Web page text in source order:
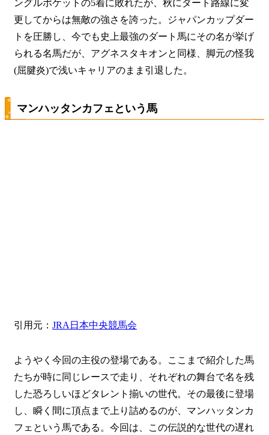
ングルポケットの5着に敗れたが、秋にダート路線に変
更してからは無敵の強さを誇った。ジャパンカップダー
トを圧勝し、今でも史上最強のダート馬にその名が挙げ
られる名馬だが、アグネスタキオンと同様、脚元の怪我
(屈腱炎)で浅いキャリアのまま引退した。
マンハッタンカフェという馬
引用元： JRA日本中央競馬会
ようやく今回の主役の登場である。ここまで紹介した馬
たちが時に同じレースで走り、それぞれの舞台で名を残
した恐ろしいほどタレント揃いの世代。その最後に登場
し、瞬く間に頂点まで上り詰めるのが、マンハッタンカ
フェという馬である。今回は、この伝説的な世代の遅れ